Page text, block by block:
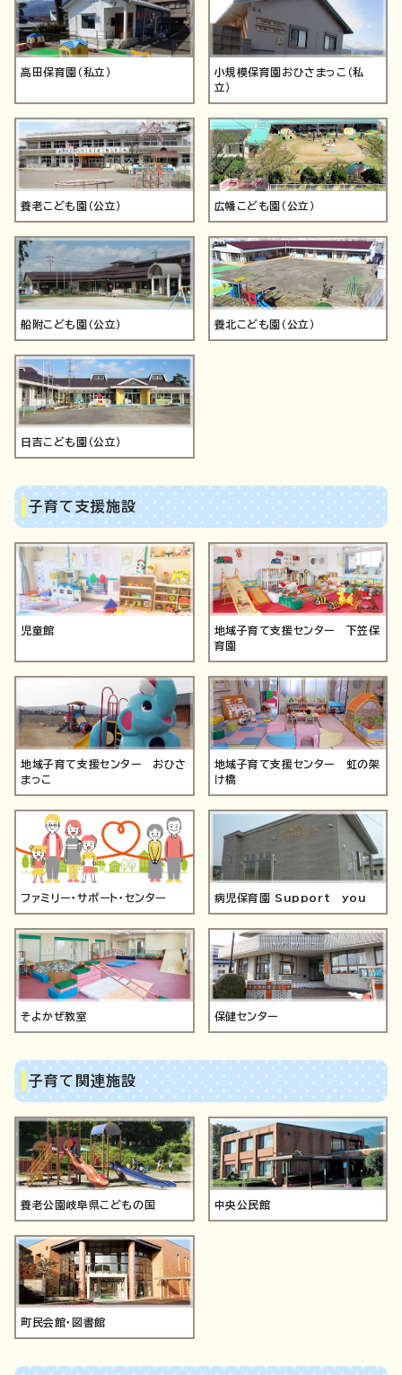
高田保育園（私立）
小規模保育園おひさまっこ（私
立）
養老こども園（公立） 広幡こども園（公立）
船附こども園（公立） 養北こども園（公立）
日吉こども園（公立）
子育て支援施設
児童館
地域子育て支援センター 下笠保
育園
地域子育て支援センター おひさ
まっこ
地域子育て支援センター 虹の架
け橋
ファミリー・サポート・センター 病児保育園 Support you
そよかぜ教室 保健センター
子育て関連施設
養老公園岐阜県こどもの国 中央公民館
町民会館・図書館